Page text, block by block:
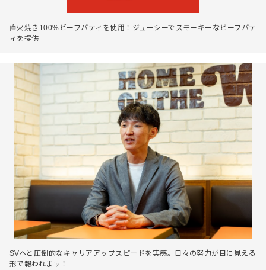
直火焼き100%ビーフパティを使用！ジューシーでスモーキーなビーフパテ
ィを提供
SVへと圧倒的なキャリアアップスピードを実感。日々の努力が目に見える
形で報われます！